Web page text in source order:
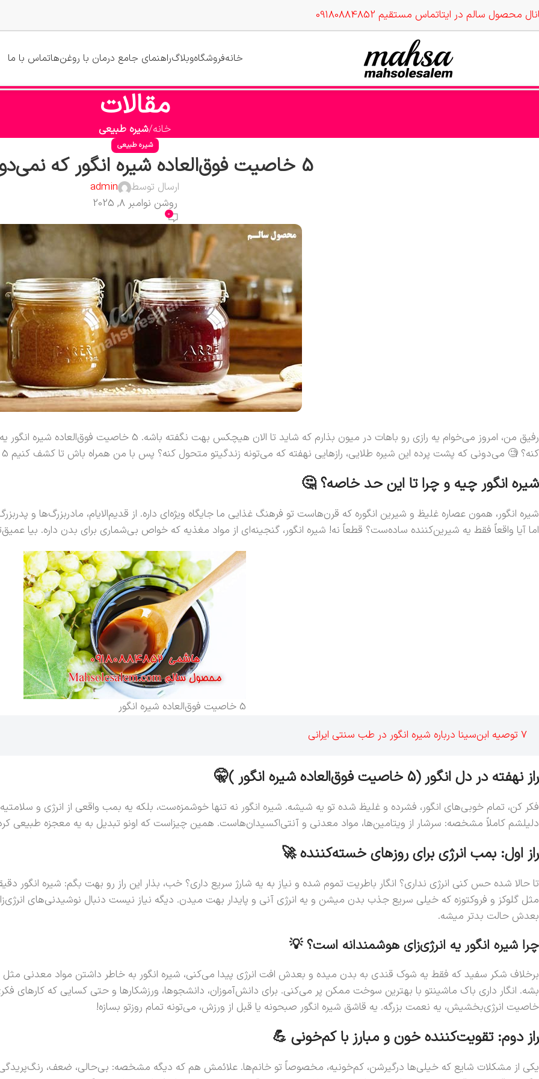
محصول سالم در ایتاتماس مستقیم 09180884852
خانهفروشگاهوبلاگراهنمای جامع درمان با روغن‌هاتماس با ما
مقالات
خانه شیره طبیعی
شیره طبیعی
5 خاصیت فوق‌العاده شیره انگور که نمی‌دونستی
ارسال توسط
admin
روشن نوامبر 8, 2025
0
رفیق من، امروز می‌خوام یه رازی رو باهات در میون بذارم که
کنه؟ 🧐 می‌دونی که پشت پرده این شیره طلایی، رازهایی نهفته که می‌تونه زندگیتو متحول کنه؟ پس با من همراه باش تا کشف کنیم 5 خاصیت فوق‌العاده شیره انگور که نمی‌دونستی چی هستن! 🍇✨
شیره انگور چیه و چرا تا این حد خاصه؟ 🤔
شیره انگور، همون عصاره غلیظ و شیرین انگوره که قرن‌هاست تو فرهنگ غذایی ما جایگاه ویژه‌ای داره. از قدیم‌الایام، مادربزرگ‌ها و
اما آیا واقعاً فقط یه شیرین‌کننده ساده‌ست؟ قطعاً نه! شیره انگور، گنجینه‌ای از مواد مغذیه که خواص بی‌شماری برای بدن داره. بیا
5 خاصیت فوق‌العاده شیره انگور
7 توصیه ابن‌سینا درباره شیره انگور در طب سنتی ایرانی
راز نهفته در دل انگور (5 خاصیت فوق‌العاده شیره انگور )🤫
فکر کن، تمام خوبی‌های انگور، فشرده و غلیظ شده تو یه شیشه. شیره انگور نه تنها خوشمزه‌ست، بلکه یه بمب واقعی از انرژی و
دلیلشم کاملاً مشخصه: سرشار از ویتامین‌ها، مواد معدنی و آنتی‌اکسیدان‌هاست. همین چیزاست که اونو تبدیل به یه معجزه طبیعی کرده.
راز اول: بمب انرژی برای روزهای خسته‌کننده 🚀
تا حالا شده حس کنی انرژی نداری؟ انگار باطریت تموم شده و نیاز به یه شارژ سریع داری؟ خب، بذار این راز رو بهت بگم: شیره انگور
مثل گلوکز و فروکتوزه که خیلی سریع جذب بدن میشن و یه انرژی آنی و پایدار بهت میدن. دیگه نیاز نیست دنبال نوشیدنی‌های
بعدش حالت بدتر میشه.
چرا شیره انگور یه انرژی‌زای هوشمندانه است؟ 💡
برخلاف شکر سفید که فقط یه شوک قندی به بدن میده و بعدش افت انرژی پیدا می‌کنی، شیره انگور به خاطر داشتن مواد معدنی
خاصیت انرژی‌بخشیش، یه نعمت بزرگه. یه قاشق شیره انگور صبحونه یا قبل از ورزش، می‌تونه تمام روزتو بسازه!
راز دوم: تقویت‌کننده خون و مبارز با کم‌خونی 💪
یکی از مشکلات شایع که خیلی‌ها درگیرشن، کم‌خونیه، مخصوصاً تو خانم‌ها. علائمش هم که دیگه مشخصه: بی‌حالی، ضعف،